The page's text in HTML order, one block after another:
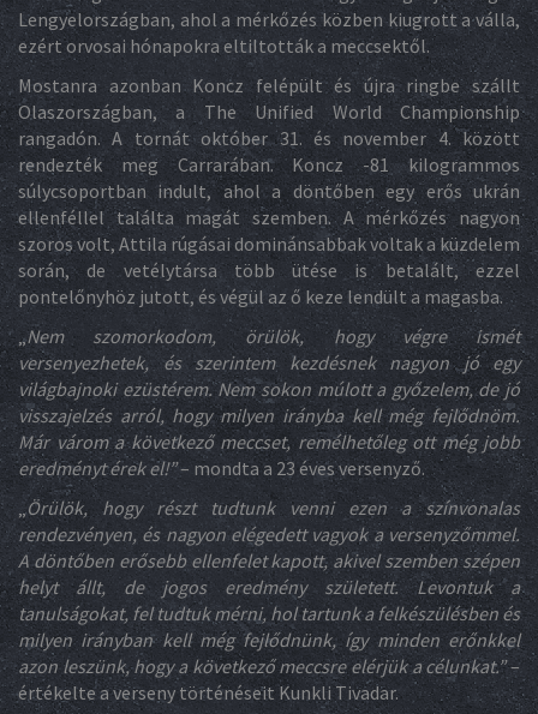
Lengyelországban, ahol a mérkőzés közben kiugrott a válla,
ezért orvosai hónapokra eltiltották a meccsektől.
Mostanra azonban Koncz felépült és újra ringbe szállt
Olaszországban, a The Unified World Championship
rangadón. A tornát október 31. és november 4. között
rendezték meg Carrarában. Koncz -81 kilogrammos
súlycsoportban indult, ahol a döntőben egy erős ukrán
ellenféllel találta magát szemben. A mérkőzés nagyon
szoros volt, Attila rúgásai dominánsabbak voltak a küzdelem
során, de vetélytársa több ütése is betalált, ezzel
pontelőnyhöz jutott, és végül az ő keze lendült a magasba.
„Nem szomorkodom, örülök, hogy végre ismét
versenyezhetek, és szerintem kezdésnek nagyon jó egy
világbajnoki ezüstérem. Nem sokon múlott a győzelem, de jó
visszajelzés arról, hogy milyen irányba kell még fejlődnöm.
Már várom a következő meccset, remélhetőleg ott még jobb
eredményt érek el!”– mondta a 23 éves versenyző.
„Örülök, hogy részt tudtunk venni ezen a színvonalas
rendezvényen, és nagyon elégedett vagyok a versenyzőmmel.
A döntőben erősebb ellenfelet kapott, akivel szemben szépen
helyt állt, de jogos eredmény született. Levontuk a
tanulságokat, fel tudtuk mérni, hol tartunk a felkészülésben és
milyen irányban kell még fejlődnünk, így minden erőnkkel
azon leszünk, hogy a következő meccsre elérjük a célunkat.”–
értékelte a verseny történéseit Kunkli Tivadar.